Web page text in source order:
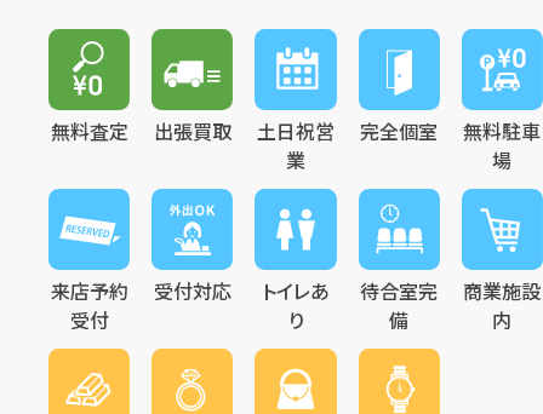
無料査定 出張買取
土日祝営
業
完全個室
無料駐車
場
来店予約
受付
受付対応
トイレあ
り
待合室完
備
商業施設
内